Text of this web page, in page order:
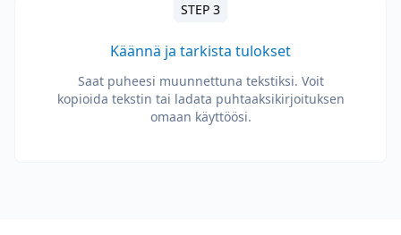
STEP 3
Käännä ja tarkista tulokset
Saat puheesi muunnettuna tekstiksi. Voit
kopioida tekstin tai ladata puhtaaksikirjoituksen
omaan käyttöösi.